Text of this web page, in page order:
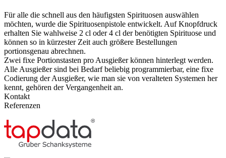
Für alle die schnell aus den häufigsten Spirituosen auswählen
möchten, wurde die Spirituosenpistole entwickelt. Auf Knopfdruck
erhalten Sie wahlweise 2 cl oder 4 cl der benötigten Spirituose und
können so in kürzester Zeit auch größere Bestellungen
portionsgenau abrechnen.
Zwei fixe Portionstasten pro Ausgießer können hinterlegt werden.
Alle Ausgießer sind bei Bedarf beliebig programmierbar, eine fixe
Codierung der Ausgießer, wie man sie von veralteten Systemen her
kennt, gehören der Vergangenheit an.
Kontakt
Referenzen